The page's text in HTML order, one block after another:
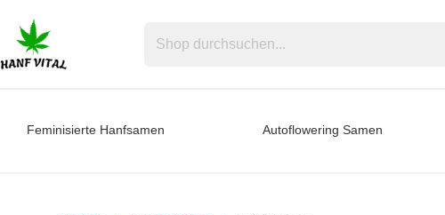
Feminisierte Hanfsamen Autoflowering Samen